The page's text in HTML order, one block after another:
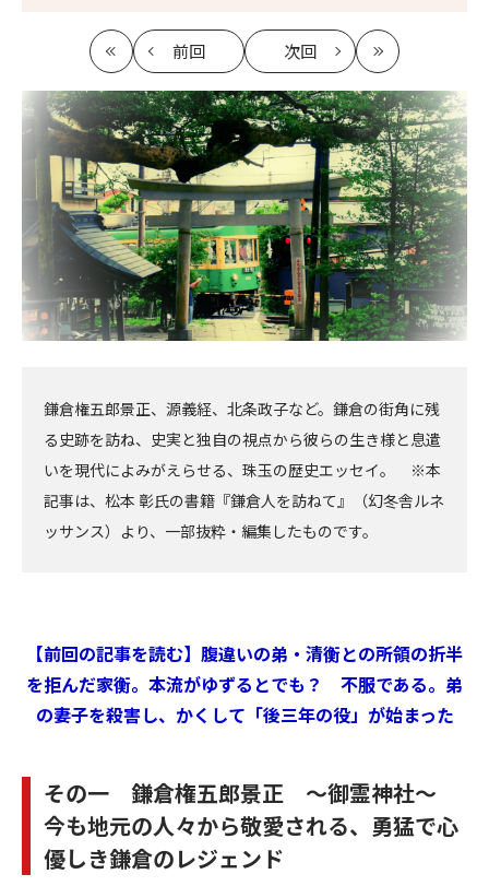
最
初
前回
記
事
へ
次回
記
事
へ
最
新
鎌倉権五郎景正、源義経、北条政子など。鎌倉の街角に残
る史跡を訪ね、史実と独自の視点から彼らの生き様と息遣
いを現代によみがえらせる、珠玉の歴史エッセイ。 ※本
記事は、松本 彰氏の書籍『鎌倉人を訪ねて』（幻冬舎ルネ
ッサンス）より、一部抜粋・編集したものです。
【前回の記事を読む】腹違いの弟・清衡との所領の折半
を拒んだ家衡。本流がゆずるとでも？ 不服である。弟
の妻子を殺害し、かくして「後三年の役」が始まった
その一 鎌倉権五郎景正 ～御霊神社～
今も地元の人々から敬愛される、勇猛で心
優しき鎌倉のレジェンド